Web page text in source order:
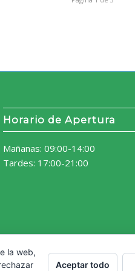
Horario de Apertura
Mañanas: 09:00-14:00
Tardes: 17:00-21:00
la web,
Aceptar todo